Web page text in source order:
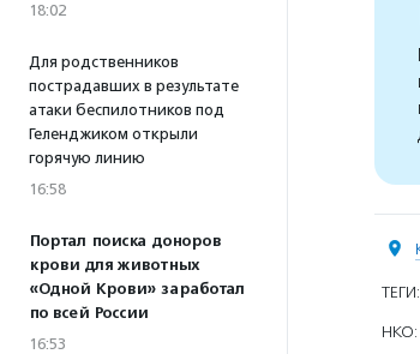
18:02
Для родственников
пострадавших в результате
атаки беспилотников под
Геленджиком открыли
горячую линию
16:58
Портал поиска доноров
крови для животных
«Одной Крови» заработал
по всей России
16:53
ТЕГИ:
НКО: